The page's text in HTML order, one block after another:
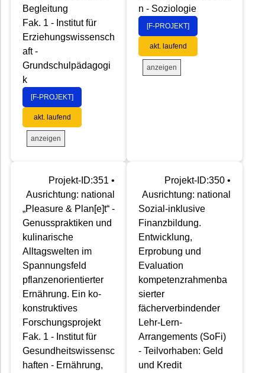
Begleitung
Fak. 1 - Institut für
Erziehungswissensch
aft -
Grundschulpädagogi
k
[F-PROJEKT]
akt. laufend
anzeigen
n - Soziologie
[F-PROJEKT]
akt. laufend
anzeigen
Projekt-ID:351 •
Ausrichtung: national
„Pleasure & Plan[e]t“ -
Genusspraktiken und
kulinarische
Alltagswelten im
Spannungsfeld
pflanzenorientierter
Ernährung. Ein ko-
konstruktives
Forschungsprojekt
Fak. 1 - Institut für
Gesundheitswissensc
haften - Ernährung,
Projekt-ID:350 •
Ausrichtung: national
Sozial-inklusive
Finanzbildung.
Entwicklung,
Erprobung und
Evaluation
kompetenzrahmenba
sierter
fächerverbindender
Lehr-Lern-
Arrangements (SoFi)
- Teilvorhaben: Geld
und Kredit